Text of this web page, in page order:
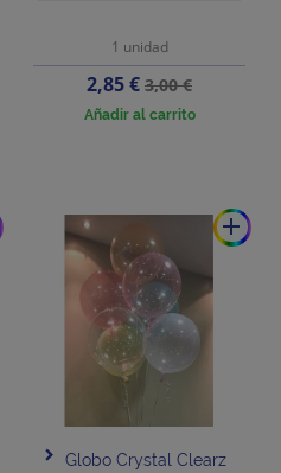
1 unidad
Precio
2,85 €Precio
base
3,00 €
Añadir al carrito
add
Globo Crystal Clearz